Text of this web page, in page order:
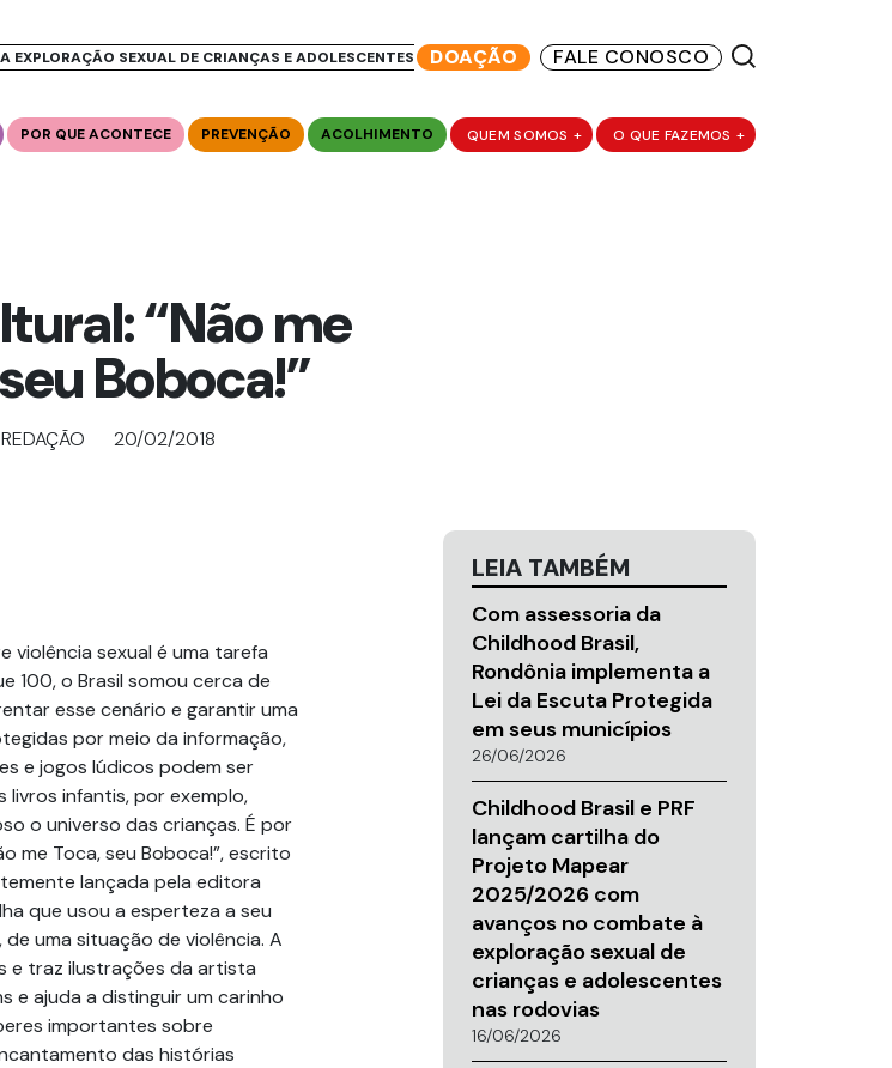
EXPLORAÇÃO SEXUAL DE CRIANÇAS E ADOLESCENTES DOAÇÃO FALE CONOSCO
POR QUE ACONTECE PREVENÇÃO ACOLHIMENTO QUEM SOMOS + O QUE FAZEMOS +
“Não me
Boboca!”
20/02/2018
violência sexual é uma tarefa
100, o Brasil somou cerca de
esse cenário e garantir uma
por meio da informação,
e jogos lúdicos podem ser
livros infantis, por exemplo,
o universo das crianças. É por
me Toca, seu Boboca!”, escrito
lançada pela editora
que usou a esperteza a seu
uma situação de violência. A
e traz ilustrações da artista
e ajuda a distinguir um carinho
importantes sobre
das histórias
LEIA TAMBÉM
Com assessoria da
Childhood Brasil,
Rondônia implementa a
Lei da Escuta Protegida
em seus municípios
26/06/2026
Childhood Brasil e PRF
lançam cartilha do
Projeto Mapear
2025/2026 com
avanços no combate à
exploração sexual de
crianças e adolescentes
nas rodovias
16/06/2026